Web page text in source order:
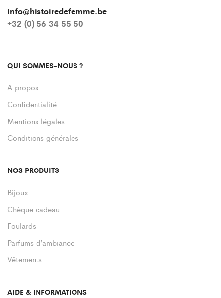
info@histoiredefemme.be
+32 (0) 56 34 55 50
QUI SOMMES-NOUS ?
A propos
Confidentialité
Mentions légales
Conditions générales
NOS PRODUITS
Bijoux
Chèque cadeau
Foulards
Parfums d’ambiance
Vêtements
AIDE & INFORMATIONS